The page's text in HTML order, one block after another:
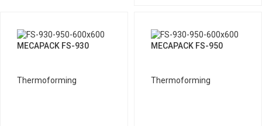
MECAPACK FS-930
Thermoforming
MECAPACK FS-950
Thermoforming